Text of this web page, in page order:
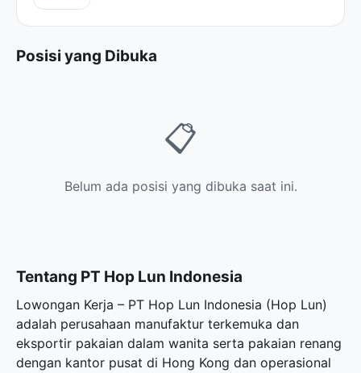
Posisi yang Dibuka
📋
Belum ada posisi yang dibuka saat ini.
Tentang PT Hop Lun Indonesia
Lowongan Kerja – PT Hop Lun Indonesia (Hop Lun)
adalah perusahaan manufaktur terkemuka dan
eksportir pakaian dalam wanita serta pakaian renang
dengan kantor pusat di Hong Kong dan operasional